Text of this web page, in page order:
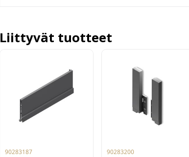
Liittyvät tuotteet
90283187 90283200